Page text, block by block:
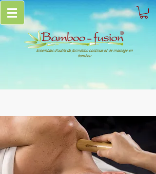
Ensembles d'outils de formation continue et de massage en
bambou